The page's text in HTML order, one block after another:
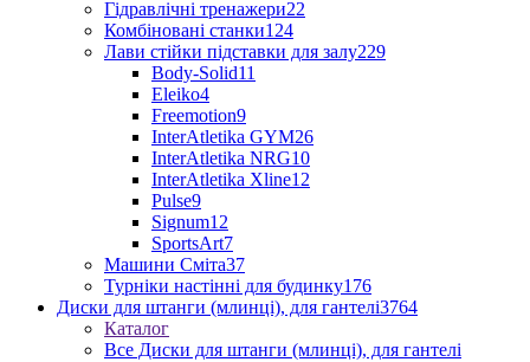
Гідравлічні тренажери22
Комбіновані станки124
Лави стійки підставки для залу229
Body-Solid11
Eleiko4
Freemotion9
InterAtletika GYM26
InterAtletika NRG10
InterAtletika Xline12
Pulse9
Signum12
SportsArt7
Машини Сміта37
Турніки настінні для будинку176
Диски для штанги (млинці), для гантелі3764
Каталог
Все Диски для штанги (млинці), для гантелі